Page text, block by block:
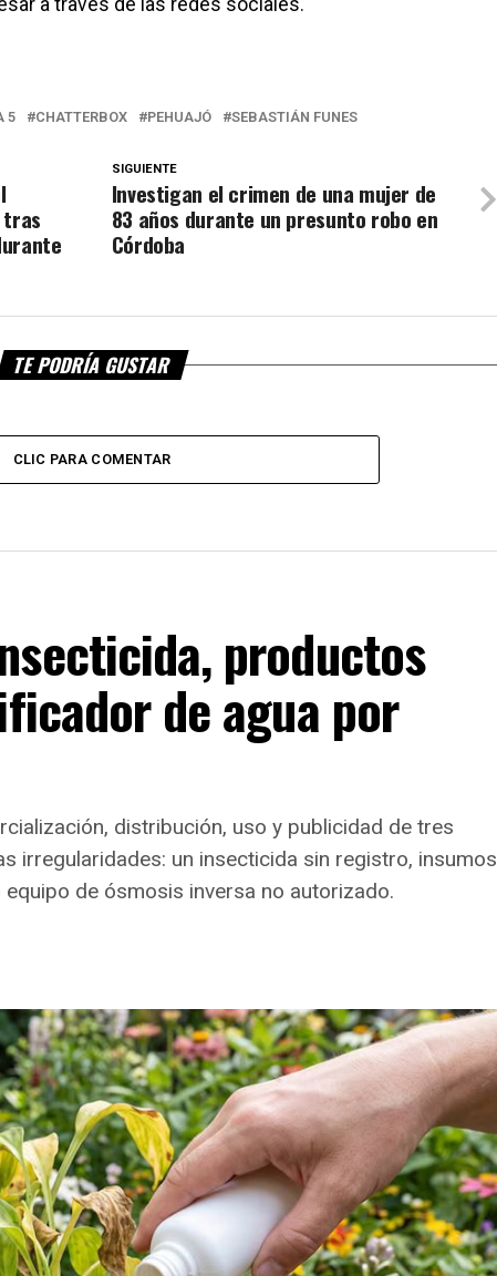
a través de las redes sociales.
5 CHATTERBOX PEHUAJÓ SEBASTIÁN FUNES
SIGUIENTE
Investigan el crimen de una mujer de
83 años durante un presunto robo en
Córdoba
TE PODRÍA GUSTAR
CLIC PARA COMENTAR
productos
de agua por
distribución, uso y publicidad de tres
irregularidades: un insecticida sin registro, insumos
de ósmosis inversa no autorizado.